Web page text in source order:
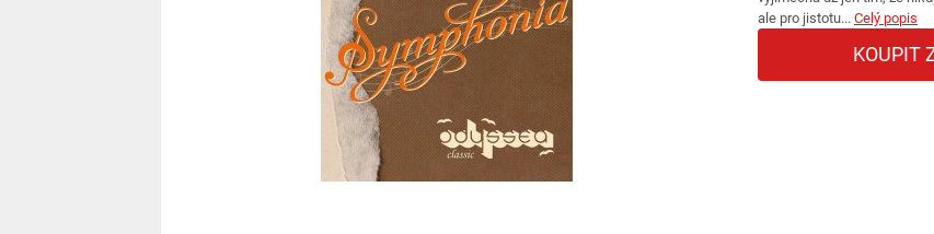
ale pro jistotu... Celý popis
KOUPIT